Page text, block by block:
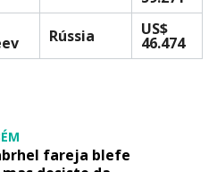
Rússia US$
46.474
fareja blefe